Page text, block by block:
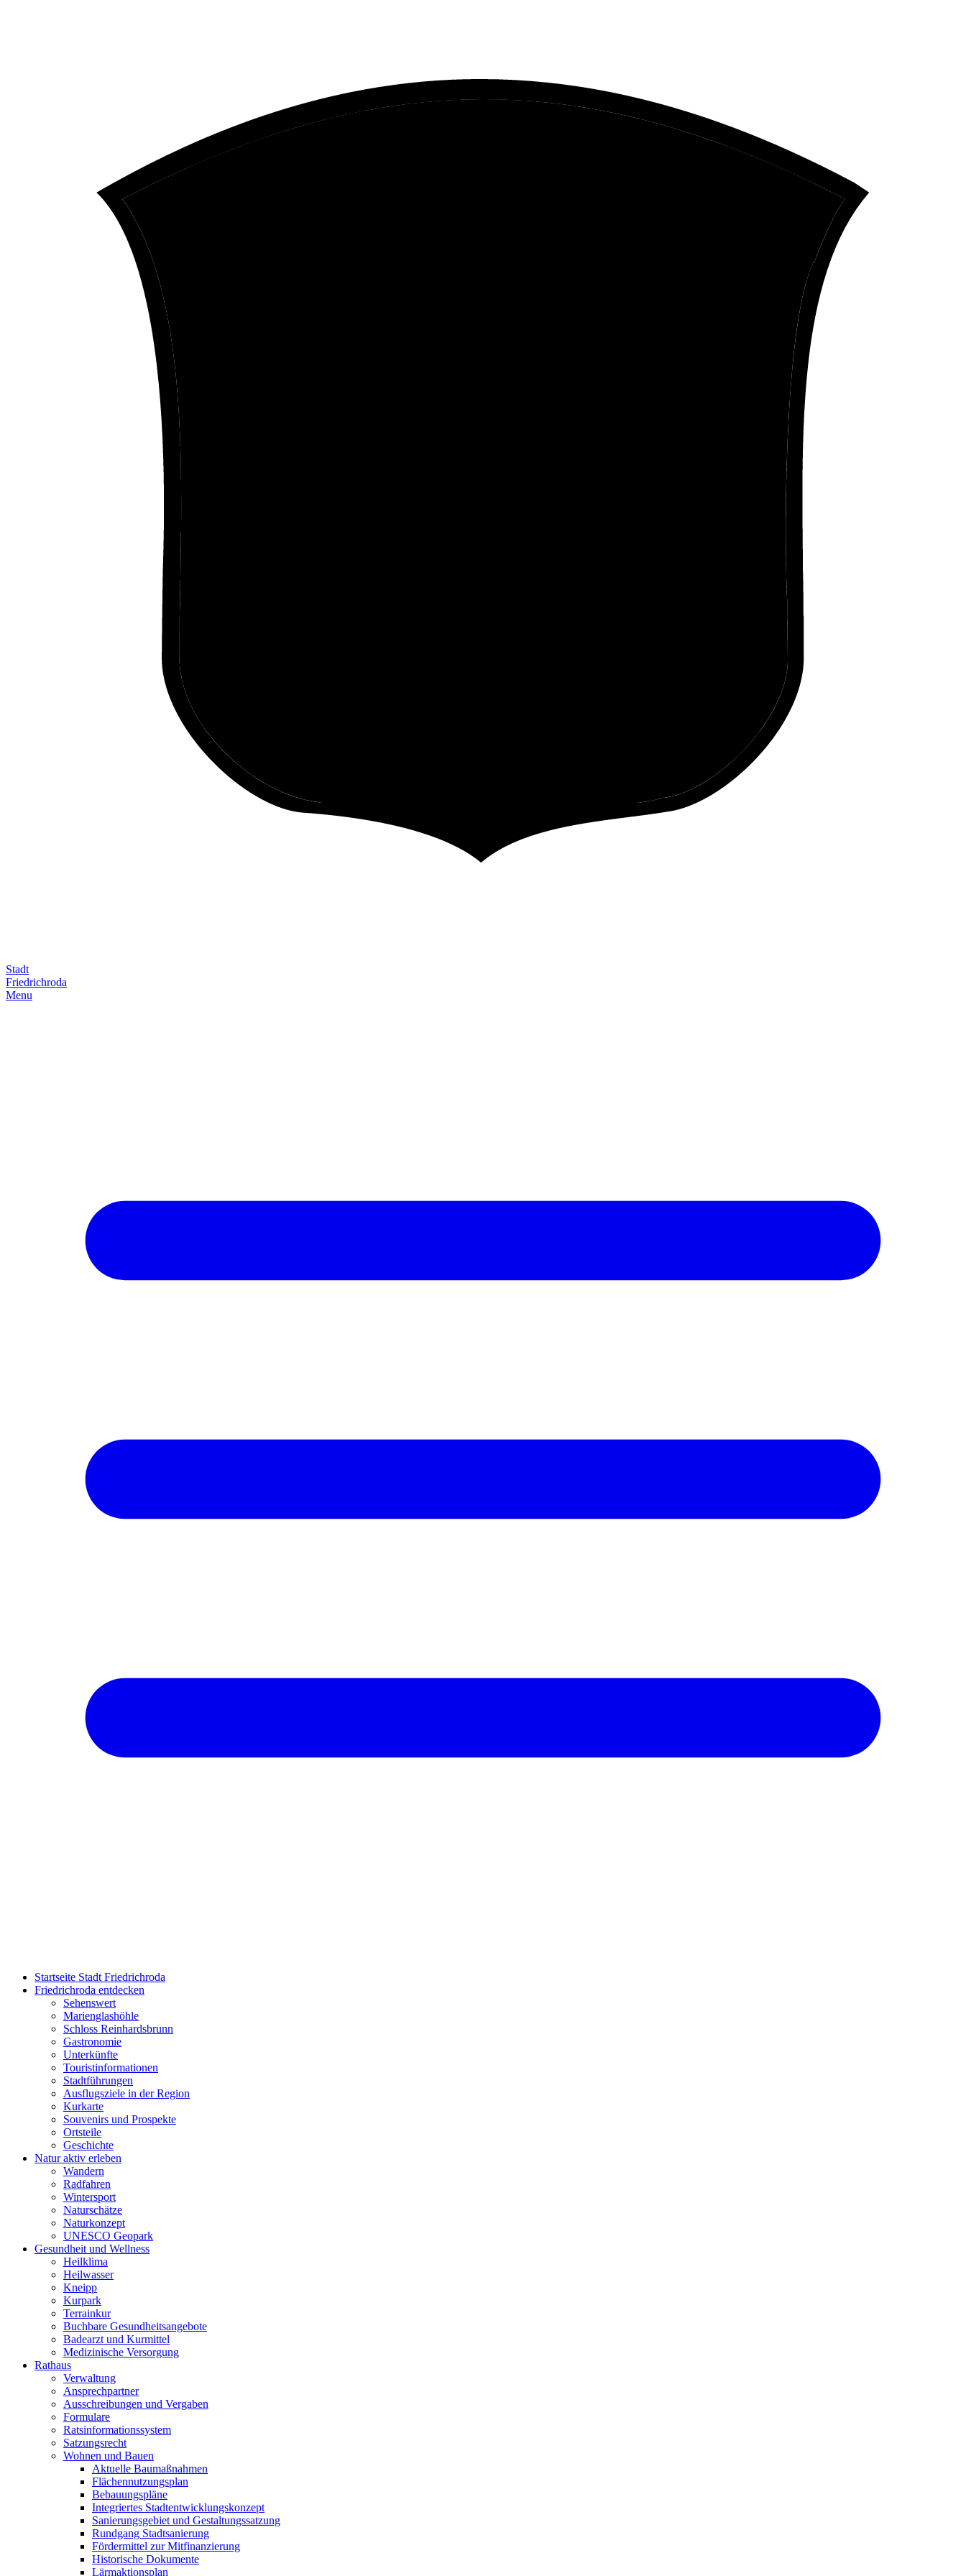
Stadt
Friedrich­roda
Menu
Startseite Stadt Friedrichroda
Friedrichroda entdecken
Sehenswert
Marienglashöhle
Schloss Reinhardsbrunn
Gastronomie
Unterkünfte
Touristinformationen
Stadtführungen
Ausflugsziele in der Region
Kurkarte
Souvenirs und Prospekte
Ortsteile
Geschichte
Natur aktiv erleben
Wandern
Radfahren
Wintersport
Naturschätze
Naturkonzept
UNESCO Geopark
Gesundheit und Wellness
Heilklima
Heilwasser
Kneipp
Kurpark
Terrainkur
Buchbare Gesundheitsangebote
Badearzt und Kurmittel
Medizinische Versorgung
Rathaus
Verwaltung
Ansprechpartner
Ausschreibungen und Vergaben
Formulare
Ratsinformationssystem
Satzungsrecht
Wohnen und Bauen
Aktuelle Baumaßnahmen
Flächennutzungsplan
Bebauungspläne
Integriertes Stadtentwicklungskonzept
Sanierungsgebiet und Gestaltungssatzung
Rundgang Stadtsanierung
Fördermittel zur Mitfinanzierung
Historische Dokumente
Lärmaktionsplan